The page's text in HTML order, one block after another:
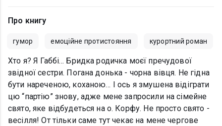
Про книгу
гумор емоційне протистояння курортний роман
Хто я? Я Габбі… Бридка родичка моєї пречудової
звідної сестри. Погана донька - чорна вівця. Не гідна
бути нареченою, коханою… І ось я змушена відіграти
цю “партію” знову, адже мене запросили на сімейне
свято, яке відбудеться на о. Корфу. Не просто свято -
весілля! От тільки саме тут чекає на мене чергове